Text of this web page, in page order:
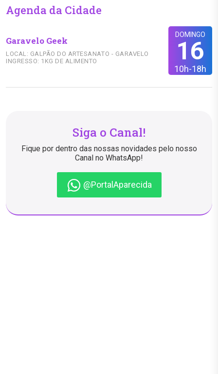
Agenda da Cidade
DOMINGO
16
10h-18h
Garavelo Geek
LOCAL: GALPÃO DO ARTESANATO - GARAVELO
INGRESSO: 1KG DE ALIMENTO
Siga o Canal!
Fique por dentro das nossas novidades pelo nosso
Canal no WhatsApp!
@PortalAparecida